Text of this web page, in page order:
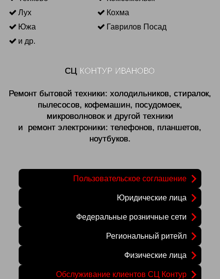
Лух
Кохма
Южа
Гаврилов Посад
и др.
СЦ КОНТУР ИВАНОВО
Ремонт бытовой техники: холодильников, стиралок,
пылесосов, кофемашин, посудомоек,
микроволновок и другой техники
и ремонт электроники: телефонов, планшетов,
ноутбуков.
Пользовательское соглашение
Юридические лица
Федеральные розничные сети
Региональный ритейл
Физические лица
Обслуживание клиентов СЦ Контур